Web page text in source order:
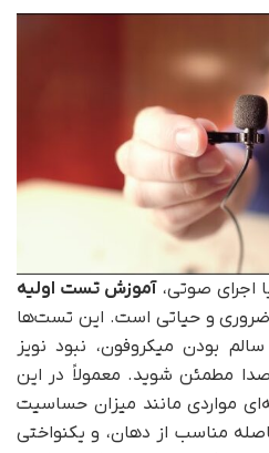
اجرای صوتی،آموزش تست اولیه
و حیاتی است. این تست‌ها
بودن میکروفون، نبود نویز
مطمئن شوید. معمولاً در این
مواردی مانند میزان حساسیت
مناسب از دهان، و یکنواختی